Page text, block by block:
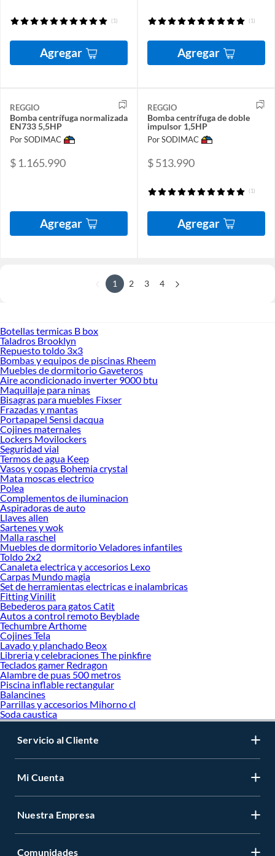
(1)
Agregar
(1)
Agregar
REGGIO
Bomba centrífuga normalizada
EN733 5,5HP
Por SODIMAC
$ 1.165.990
Agregar
REGGIO
Bomba centrífuga de doble
impulsor 1,5HP
Por SODIMAC
$ 513.990
(1)
Agregar
1 2 3 4
Botellas termicas B box
Taladros Brooklyn
Repuesto toldo 3x3
Bombas y equipos de piscinas Rheem
Muebles de dormitorio Gaveteros
Aire acondicionado inverter 9000 btu
Maquillaje para ninas
Bisagras para muebles Fixser
Frazadas y mantas
Portapapel Sensi dacqua
Cojines maternales
Lockers Movilockers
Seguridad vial
Termos de agua Keep
Vasos y copas Bohemia crystal
Mata moscas electrico
Polea
Complementos de iluminacion
Aspiradoras de auto
Llaves allen
Sartenes y wok
Malla raschel
Muebles de dormitorio Veladores infantiles
Toldo 2x2
Canaleta electrica y accesorios Lexo
Carpas Mundo magia
Set de herramientas electricas e inalambricas
Fitting Vinilit
Bebederos para gatos Catit
Autos a control remoto Beyblade
Techumbre Arthome
Cojines Tela
Lavado y planchado Beox
Libreria y celebraciones The pinkfire
Teclados gamer Redragon
Alambre de puas 500 metros
Piscina inflable rectangular
Balancines
Parrillas y accesorios Mihorno cl
Soda caustica
Servicio al Cliente
Mi Cuenta
Nuestra Empresa
Comunidades